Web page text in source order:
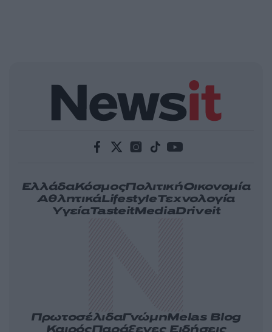
ΕλλάδαΚόσμοςΠολιτικήΟικονομία
ΑθλητικάLifestyleΤεχνολογία
ΥγείαTasteitMediaDriveit
ΠρωτοσέλιδαΓνώμηMelas Blog
ΚαιρόςΠαράξενες Ειδήσεις